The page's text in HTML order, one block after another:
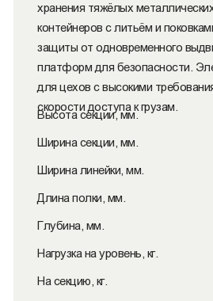
хранения тяжёлых
контейнеров с литьём и
защиты от одновременного
платформ для безопасности.
для цехов с высокими
скорости доступа к грузам.
Высота секции, мм.
Ширина секции, мм.
Ширина линейки, мм.
Длина полки, мм.
Глубина, мм.
Нагрузка на уровень, кг.
На секцию, кг.